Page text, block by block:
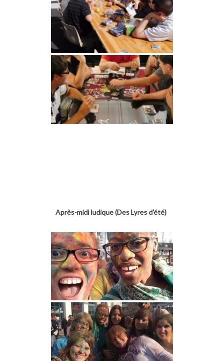
Après-midi ludique (Des Lyres d’été)